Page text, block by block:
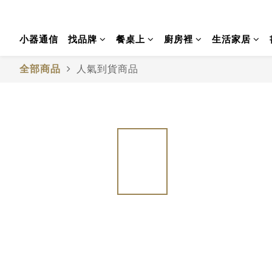
小器通信 找品牌 餐桌上 廚房裡 生活家居
全部商品 人氣到貨商品